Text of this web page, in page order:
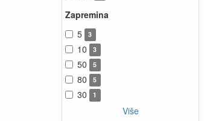
Zapremina
5
3
10 3
50 5
80 5
30 1
Više